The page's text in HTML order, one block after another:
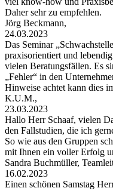
Daher sehr zu empfehlen.
Jörg Beckmann,
24.03.2023
Das Seminar
praxisorientiert und
vielen Beratungsfällen. Es
„Fehler“ in den
Hinweise achtet kann dies
K.U.M.,
23.03.2023
Hallo Herr Schaaf, vielen
den Fallstudien, die ich
So wie aus den Gruppen
mit Ihnen ein voller Erfolg
Sandra Buchmüller,
16.02.2023
Einen schönen Samstag